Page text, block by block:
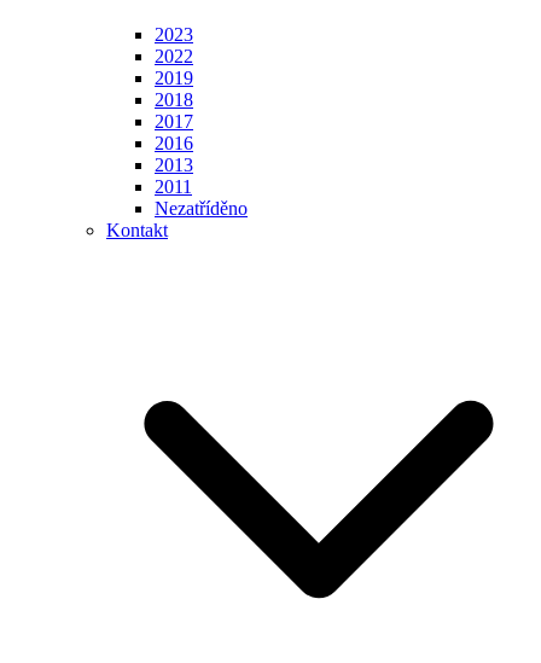
2023
2022
2019
2018
2017
2016
2013
2011
Nezatříděno
Kontakt